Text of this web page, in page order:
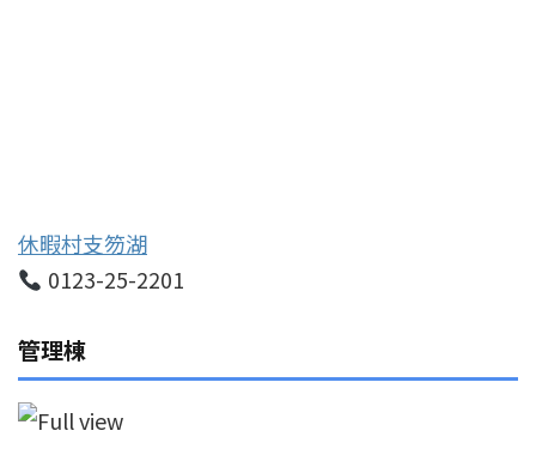
休暇村支笏湖
0123-25-2201
管理棟